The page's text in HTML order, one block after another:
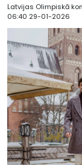
Latvijas Olimpiskā
06:40 29-01-2026